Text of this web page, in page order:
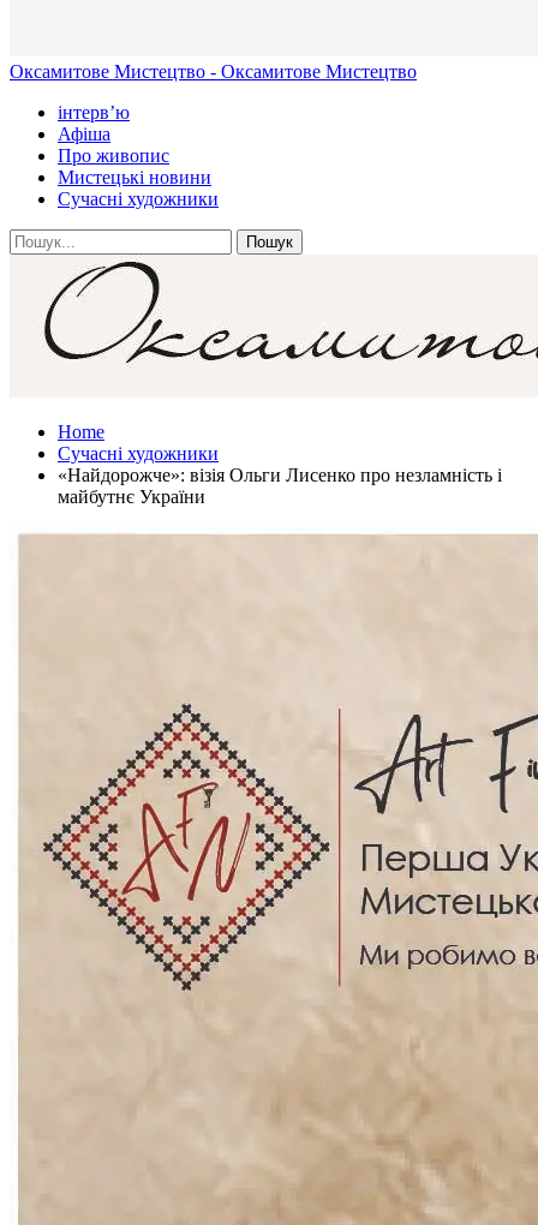
Оксамитове Мистецтво - Оксамитове Мистецтво
інтерв’ю
Афіша
Про живопис
Мистецькі новини
Сучасні художники
Home
Сучасні художники
«Найдорожче»: візія Ольги Лисенко про незламність і
майбутнє України